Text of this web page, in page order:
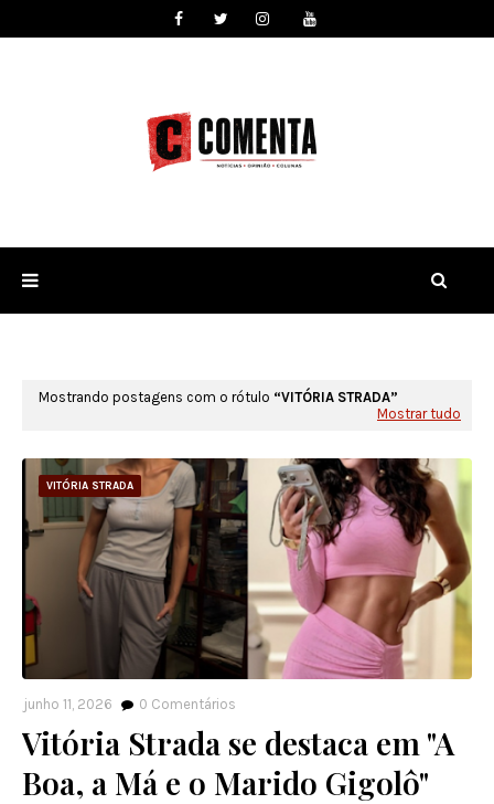
Mostrando postagens com o rótulo
VITÓRIA STRADA
Mostrar tudo
VITÓRIA STRADA
junho 11, 2026 0 Comentários
Vitória Strada se destaca em "A
Boa, a Má e o Marido Gigolô"